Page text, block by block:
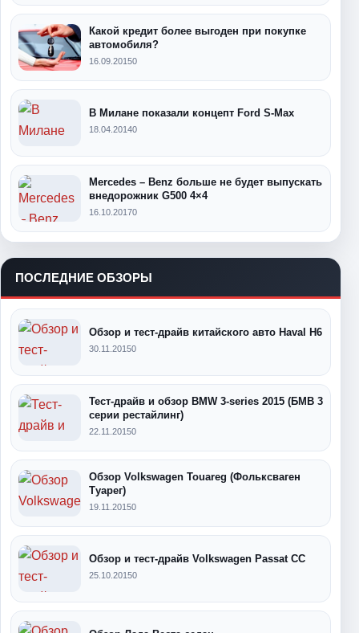
Какой кредит более выгоден при покупке
автомобиля?
16.09.20150
В Милане показали концепт Ford S-Max
18.04.20140
Mercedes – Benz больше не будет выпускать
внедорожник G500 4×4
16.10.20170
ПОСЛЕДНИЕ ОБЗОРЫ
Обзор и тест-драйв китайского авто Haval H6
30.11.20150
Тест-драйв и обзор BMW 3-series 2015 (БМВ 3
серии рестайлинг)
22.11.20150
Обзор Volkswagen Touareg (Фольксваген
Туарег)
19.11.20150
Обзор и тест-драйв Volkswagen Passat CC
25.10.20150